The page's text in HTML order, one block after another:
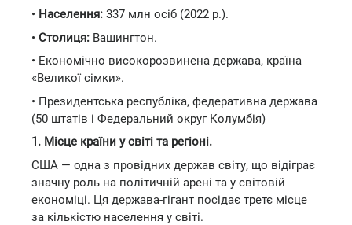
• Населення: 337 млн осіб (2022 р.).
• Столиця: Вашингтон.
• Економічно високорозвинена держава, країна
«Великої сімки».
• Президентська республіка, федеративна держава
(50 штатів і Федеральний округ Колумбія)
1. Місце країни у світі та регіоні.
США — одна з провідних держав світу, що відіграє
значну роль на політичній арені та у світовій
економіці. Ця держава-гігант посідає третє місце
за кількістю населення у світі.